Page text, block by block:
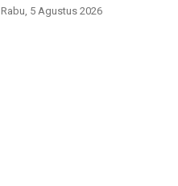
Rabu, 5 Agustus 2026